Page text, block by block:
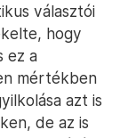
választói
hogy
ez a
mértékben
azt is
de az is